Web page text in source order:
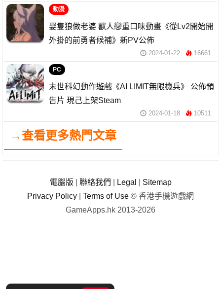
動漫
娶隻狼做老婆 獸人戀重口味動畫《從Lv2開始開
外掛的前勇者候補》新PV公佈
2024-01-22 16661
PC
末世科幻動作遊戲《AI LIMIT無限機兵》 公佈預
告片 現己上架Steam
2024-01-18 10511
→查看更多熱門文章
電腦版 聯絡我們 Legal
Sitemap
Privacy Policy
Terms of Use © 香港手機遊戲網
GameApps.hk 2013-2026